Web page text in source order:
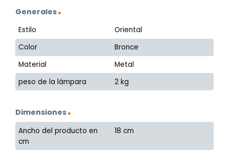
Generales
Estilo
Oriental
Color
Bronce
Material
Metal
peso de la lámpara
2 kg
Dimensiones
Ancho del producto en
cm
18 cm